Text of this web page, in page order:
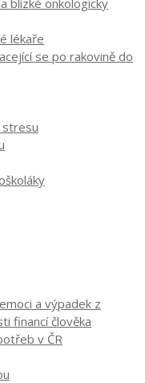
lékaře
se po rakovině do
stresu
a výpadek z
financí člověka
v ČR